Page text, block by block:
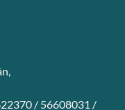
/ 56608031 /